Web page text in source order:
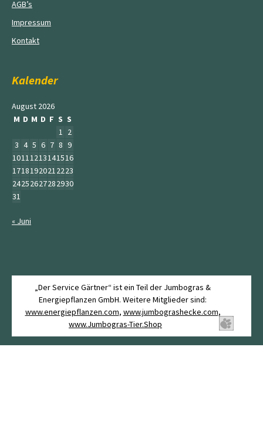
AGB’s
Impressum
Kontakt
Kalender
August 2026
M D M D F S S
1 2
3 4 5 6 7 8 9
10111213141516
17181920212223
24252627282930
31
« Juni
„Der Service Gärtner“ ist ein Teil der Jumbogras &
Energiepflanzen GmbH. Weitere Mitglieder sind:
www.energiepflanzen.com, www.jumbograshecke.com,
www.Jumbogras-Tier.Shop